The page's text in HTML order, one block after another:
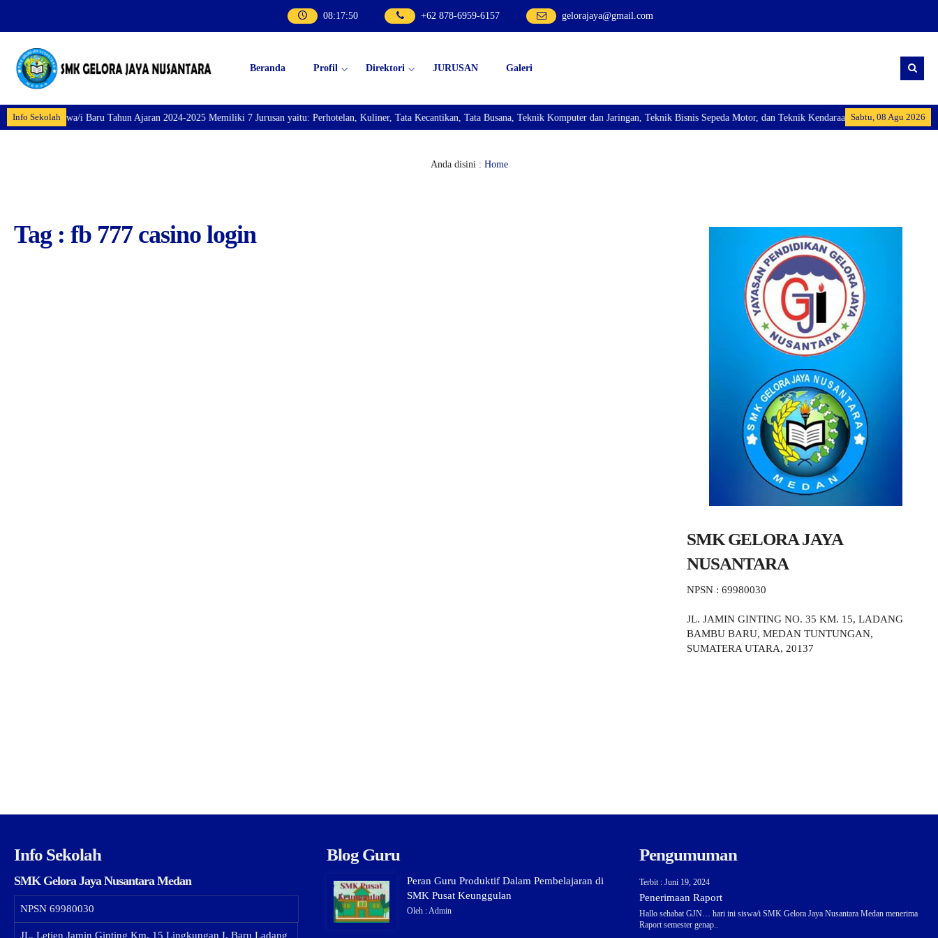
08:17:51 +62 878-6959-6157 gelorajaya@gmail.com
Beranda Profil Direktori JURUSAN Galeri
Info Sekolah Sabtu, 08 Agu 2026
Siswa/i Baru Tahun Ajaran 2024-2025 Memiliki 7 Jurusan yaitu: Perhotelan, Kuliner, Tata Kecantikan, Tata Busana, Teknik Komputer dan Jaringan, Teknik Bisnis Sepeda Motor, dan Teknik Kendaraan Ringan Dan membuka
Anda disini : Home
Tag : fb 777 casino login
SMK GELORA JAYA
NUSANTARA
NPSN : 69980030
JL. JAMIN GINTING NO. 35 KM. 15, LADANG
BAMBU BARU, MEDAN TUNTUNGAN,
SUMATERA UTARA, 20137
Info Sekolah
SMK Gelora Jaya Nusantara Medan
NPSN 69980030
JL. Letjen Jamin Ginting Km. 15 Lingkungan I, Baru Ladang
Blog Guru
Peran Guru Produktif Dalam Pembelajaran di
SMK Pusat Keunggulan
Oleh : Admin
Pengumuman
Terbit : Juni 19, 2024
Penerimaan Raport
Hallo sehabat GJN… hari ini siswa/i SMK Gelora Jaya Nusantara Medan menerima
Raport semester genap..